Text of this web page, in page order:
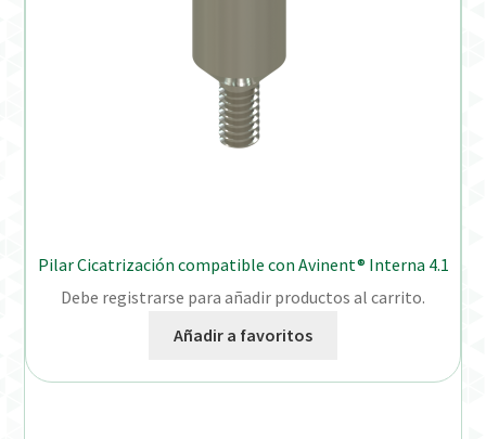
Pilar Cicatrización compatible con Avinent® Interna 4.1
Debe registrarse para añadir productos al carrito.
Añadir a favoritos